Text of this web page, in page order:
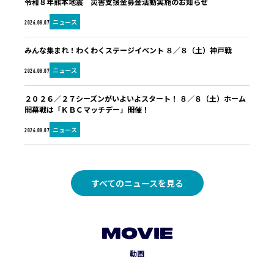
2026.08.07 ニュース
2026.08.07 ニュース
みんな集まれ！わくわくステージイベント ８／８（土）神戸戦
2026.08.07 ニュース
２０２６／２７シーズンがいよいよスタート！ ８／８（土）ホーム
開幕戦は「ＫＢＣマッチデー」開催！
すべてのニュースを見る
MOVIE
動画